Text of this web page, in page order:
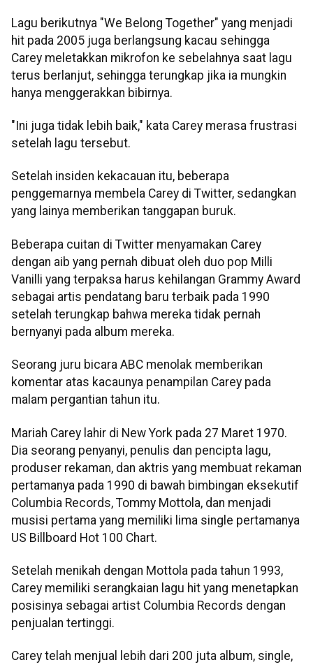
Lagu berikutnya "We Belong Together" yang menjadi
hit pada 2005 juga berlangsung kacau sehingga
Carey meletakkan mikrofon ke sebelahnya saat lagu
terus berlanjut, sehingga terungkap jika ia mungkin
hanya menggerakkan bibirnya.
"Ini juga tidak lebih baik," kata Carey merasa frustrasi
setelah lagu tersebut.
Setelah insiden kekacauan itu, beberapa
penggemarnya membela Carey di Twitter, sedangkan
yang lainya memberikan tanggapan buruk.
Beberapa cuitan di Twitter menyamakan Carey
dengan aib yang pernah dibuat oleh duo pop Milli
Vanilli yang terpaksa harus kehilangan Grammy Award
sebagai artis pendatang baru terbaik pada 1990
setelah terungkap bahwa mereka tidak pernah
bernyanyi pada album mereka.
Seorang juru bicara ABC menolak memberikan
komentar atas kacaunya penampilan Carey pada
malam pergantian tahun itu.
Mariah Carey lahir di New York pada 27 Maret 1970.
Dia seorang penyanyi, penulis dan pencipta lagu,
produser rekaman, dan aktris yang membuat rekaman
pertamanya pada 1990 di bawah bimbingan eksekutif
Columbia Records, Tommy Mottola, dan menjadi
musisi pertama yang memiliki lima single pertamanya
US Billboard Hot 100 Chart.
Setelah menikah dengan Mottola pada tahun 1993,
Carey memiliki serangkaian lagu hit yang menetapkan
posisinya sebagai artist Columbia Records dengan
penjualan tertinggi.
Carey telah menjual lebih dari 200 juta album, single,